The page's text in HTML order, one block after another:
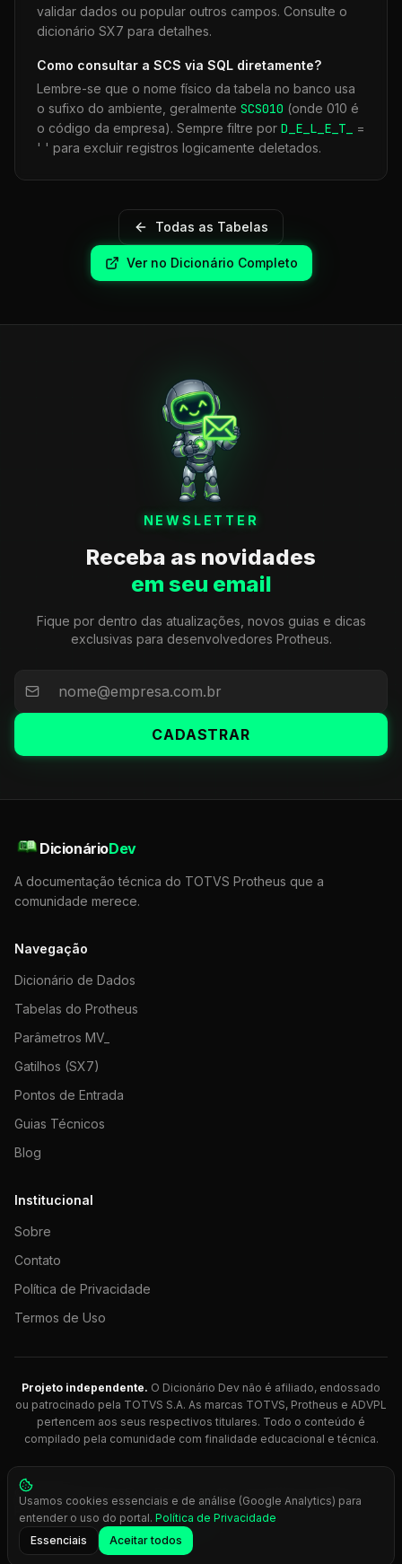
validar dados ou popular outros campos. Consulte o
dicionário SX7 para detalhes.
Como consultar a SCS via SQL diretamente?
Lembre-se que o nome físico da tabela no banco usa
o sufixo do ambiente, geralmente SCS010 (onde 010 é
o código da empresa). Sempre filtre por D_E_L_E_T_
=
' ' para excluir registros logicamente deletados.
Todas as Tabelas
Ver no Dicionário Completo
NEWSLETTER
Receba as novidades
em seu email
Fique por dentro das atualizações, novos guias e dicas
exclusivas para desenvolvedores Protheus.
CADASTRAR
DicionárioDev
A documentação técnica do TOTVS Protheus que a
comunidade merece.
Navegação
Dicionário de Dados
Tabelas do Protheus
Parâmetros MV_
Gatilhos (SX7)
Pontos de Entrada
Guias Técnicos
Blog
Institucional
Sobre
Contato
Política de Privacidade
Termos de Uso
Projeto independente. O Dicionário Dev não é afiliado, endossado
ou patrocinado pela TOTVS S.A. As marcas TOTVS, Protheus e ADVPL
pertencem aos seus respectivos titulares. Todo o conteúdo é
compilado pela comunidade com finalidade educacional e técnica.
© 2026 Dicionário Dev. Feito com 💚 para desenvolvedores
Protheus.
Press Ctrl+K
Usamos cookies essenciais e de análise (Google Analytics) para
entender o uso do portal. Política de Privacidade
Essenciais
Aceitar todos